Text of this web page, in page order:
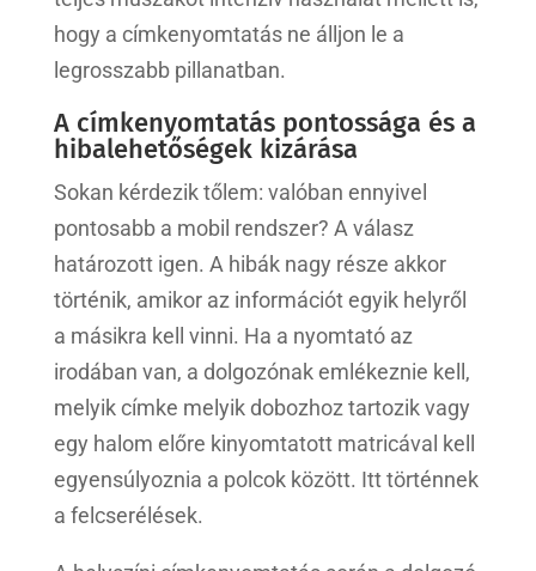
hogy a címkenyomtatás ne álljon le a
legrosszabb pillanatban.
A címkenyomtatás pontossága és a
hibalehetőségek kizárása
Sokan kérdezik tőlem: valóban ennyivel
pontosabb a mobil rendszer? A válasz
határozott igen. A hibák nagy része akkor
történik, amikor az információt egyik helyről
a másikra kell vinni. Ha a nyomtató az
irodában van, a dolgozónak emlékeznie kell,
melyik címke melyik dobozhoz tartozik vagy
egy halom előre kinyomtatott matricával kell
egyensúlyoznia a polcok között. Itt történnek
a felcserélések.